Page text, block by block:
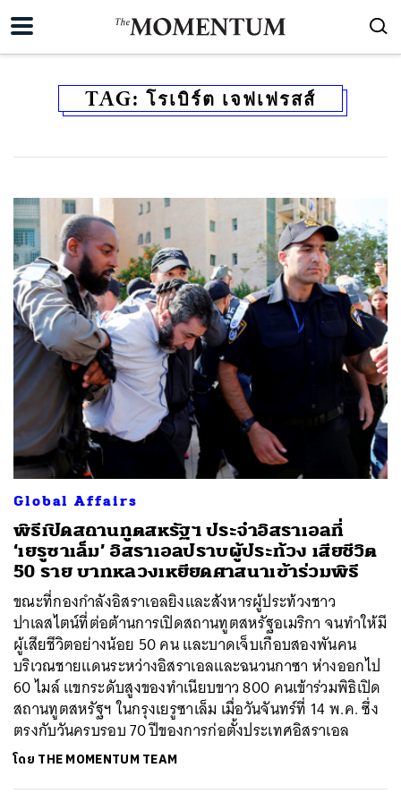
TAG: โรเบิร์ต เจฟเฟรสส์
Global Affairs
พิธีเปิดสถานทูตสหรัฐฯ ประจำอิสราเอลที่
‘เยรูซาเล็ม’ อิสราเอลปราบผู้ประท้วง เสียชีวิต
50 ราย บาทหลวงเหยียดศาสนาเข้าร่วมพิธี
ขณะที่กองกำลังอิสราเอลยิงและสังหารผู้ประท้วงชาว
ปาเลสไตน์ที่ต่อต้านการเปิดสถานทูตสหรัฐอเมริกา จนทำให้มี
ผู้เสียชีวิตอย่างน้อย 50 คน และบาดเจ็บเกือบสองพันคน
บริเวณชายแดนระหว่างอิสราเอลและฉนวนกาซา ห่างออกไป
60 ไมล์ แขกระดับสูงของทำเนียบขาว 800 คนเข้าร่วมพิธิเปิด
สถานทูตสหรัฐฯ ในกรุงเยรูซาเล็ม เมื่อวันจันทร์ที่ 14 พ.ค. ซึ่ง
ตรงกับวันครบรอบ 70 ปีของการก่อตั้งประเทศอิสราเอล
โดย THE MOMENTUM TEAM
ค้นหา